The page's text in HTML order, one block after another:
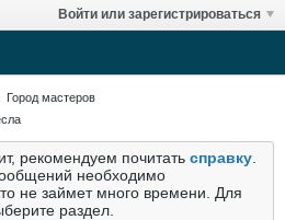
Войти или зарегистрироваться
Город мастеров
рекомендуем почитать справку
необходимо
не займет много времени. Для
раздел.